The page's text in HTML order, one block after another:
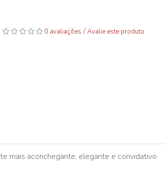
0 avaliações /Avalie este produto
mais aconchegante, elegante e convidativo.